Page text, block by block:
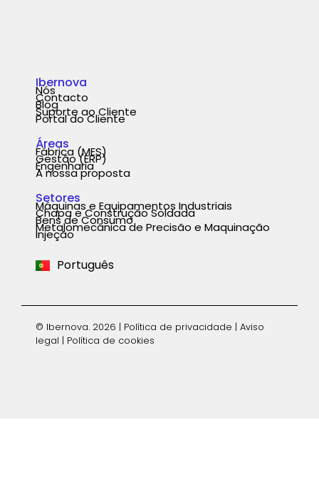
Ibernova
Nós
Contacto
Blog
Suporte ao Cliente
Portal do Cliente
Áreas
Fábrica (MES)
Gestão (ERP)
Engenharia
A nossa proposta
Setores
Máquinas e Equipamentos Industriais
Chapa e Construção Soldada
Bens de Consumo
Metalomecânica de Precisão e Maquinação
Injeção
Português
Español
English
Deutsch
© Ibernova. 2026 | Política de privacidade | Aviso
legal | Política de cookies